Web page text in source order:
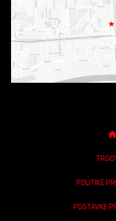
POLITIKE
POSTAVKE